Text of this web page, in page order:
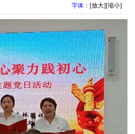
字体： [放大][缩小]